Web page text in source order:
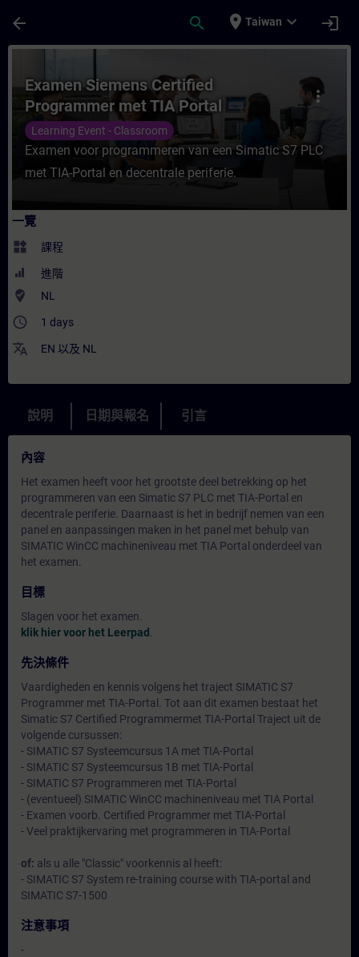
arrow_back search place Taiwan expand_more login
more_vert
Examen Siemens Certified
Programmer met TIA Portal
Learning Event - Classroom
Examen voor programmeren van een Simatic S7 PLC
met TIA-Portal en decentrale periferie.
一覽
widgets 課程
進階
where_to_vote NL
access_time 1 days
translate EN 以及 NL
說明 日期與報名 引言
內容
Het examen heeft voor het grootste deel betrekking op het
programmeren van een Simatic S7 PLC met TIA-Portal en
decentrale periferie. Daarnaast is het in bedrijf nemen van een
panel en aanpassingen maken in het panel met behulp van
SIMATIC WinCC machineniveau met TIA Portal onderdeel van
het examen.
目標
Slagen voor het examen.
klik hier voor het Leerpad
先決條件
Vaardigheden en kennis volgens het traject SIMATIC S7
Programmer met TIA-Portal. Tot aan dit examen bestaat het
Simatic S7 Certified Programmermet TIA-Portal Traject uit de
volgende cursussen:
- SIMATIC S7 Systeemcursus 1A met TIA-Portal
- SIMATIC S7 Systeemcursus 1B met TIA-Portal
- SIMATIC S7 Programmeren met TIA-Portal
- (eventueel) SIMATIC WinCC machineniveau met TIA Portal
- Examen voorb. Certified Programmer met TIA-Portal
- Veel praktijkervaring met programmeren in TIA-Portal
of: als u alle "Classic" voorkennis al heeft:
- SIMATIC S7 System re-training course with TIA-portal and
SIMATIC S7-1500
注意事項
-